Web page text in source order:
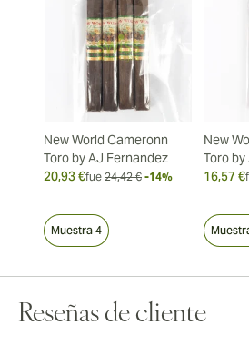
New World Cameronn
Toro by AJ Fernandez
20,93 €fue 24,42 € -14%
Muestra 4
New
Toro
16,57 €
Reseñas de cliente